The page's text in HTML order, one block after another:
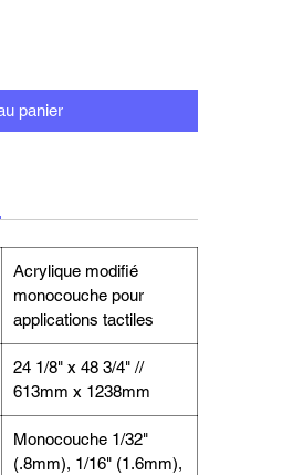
panier
Acrylique modifié
monocouche pour
applications tactiles
24 1/8" x 48 3/4" //
613mm x 1238mm
Monocouche 1/32"
(.8mm), 1/16" (1.6mm),